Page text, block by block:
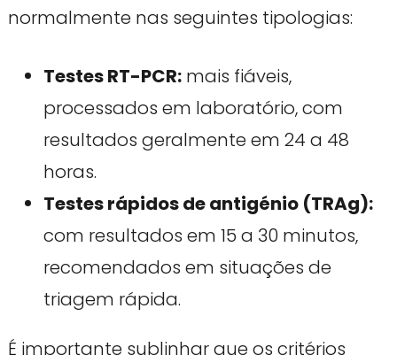
normalmente nas seguintes tipologias:
Testes RT-PCR:mais fiáveis,
processados em laboratório, com
resultados geralmente em 24 a 48
horas.
Testes rápidos de antigénio (TRAg):
com resultados em 15 a 30 minutos,
recomendados em situações de
triagem rápida.
É importante sublinhar que os critérios